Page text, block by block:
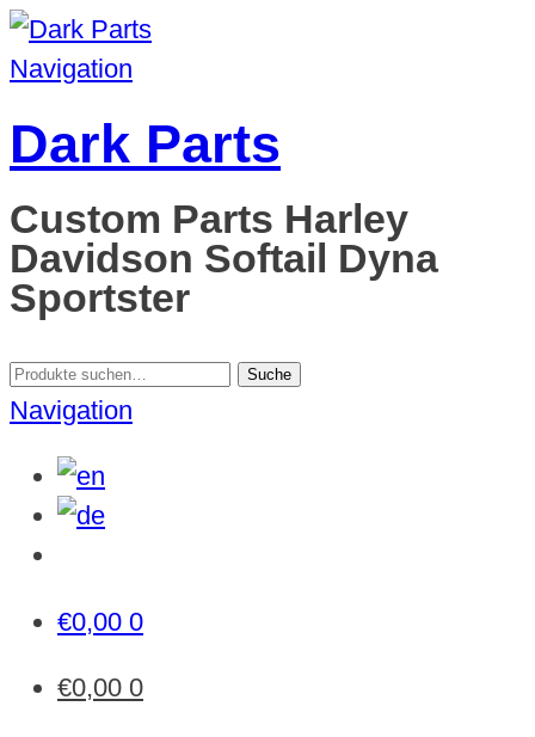
Navigation
Dark Parts
Custom Parts Harley
Davidson Softail Dyna
Sportster
Suche
nach:
Suche
Navigation
€0,00 0
€0,00 0